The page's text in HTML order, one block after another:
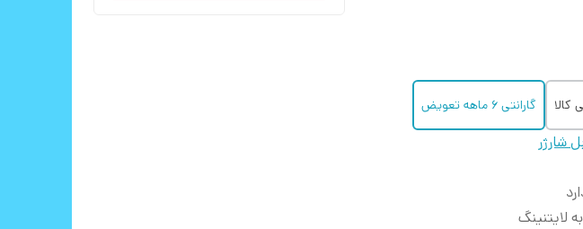
کالا گارانتی 6 ماهه تعویض
شارژر
لایتنینگ